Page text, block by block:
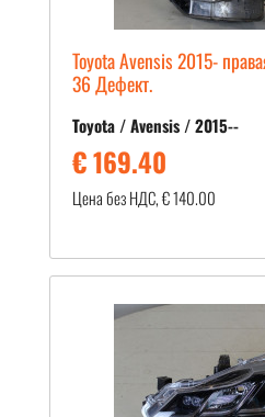
Toyota Avensis 2015-
36 Дефект.
Toyota / Avensis / 2015--
€ 169.40
Цена без НДС, € 140.00